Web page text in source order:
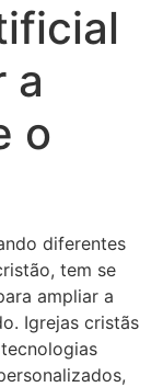
a
o
diferentes
tem se
ampliar a
Igrejas cristãs